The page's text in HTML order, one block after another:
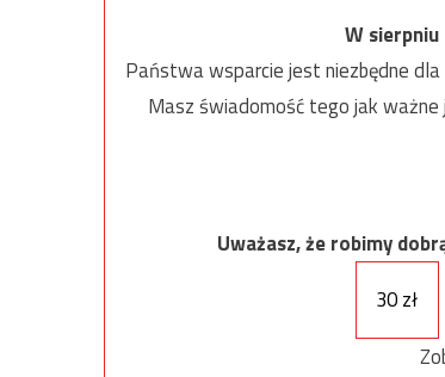
W
Państwa wsparcie jest niezbędne
Masz świadomość tego jak
Uważasz, że robimy
30 zł